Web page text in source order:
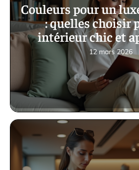
Couleurs pour un
: quelles choisir
intérieur chic et
12 mars 2026